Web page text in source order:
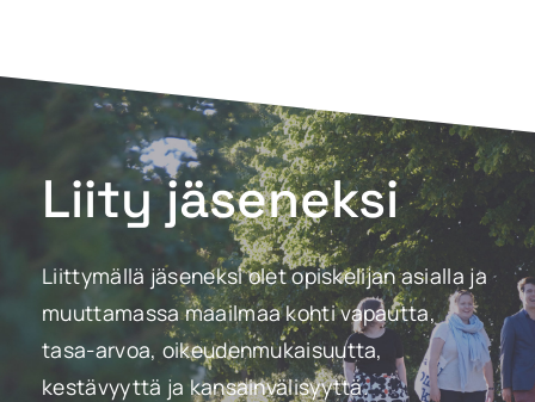
Liity jäseneksi
Liittymällä jäseneksi olet opiskelijan asialla ja
muuttamassa maailmaa kohti vapautta,
tasa-arvoa, oikeudenmukaisuutta,
kestävyyttä ja kansainvälisyyttä.